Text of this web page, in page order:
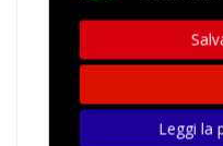
:
spedizione viene
numero indicato inLeggi la